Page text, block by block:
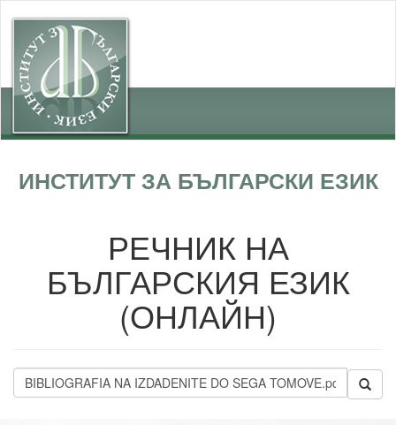
ИНСТИТУТ ЗА БЪЛГАРСКИ ЕЗИК
РЕЧНИК НА
БЪЛГАРСКИЯ ЕЗИК
(ОНЛАЙН)